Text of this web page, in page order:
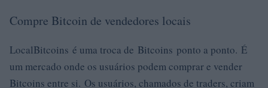
Compre Bitcoin de vendedores locais
LocalBitcoins é uma troca de Bitcoins ponto a ponto. É
um mercado onde os usuários podem comprar e vender
Bitcoins entre si. Os usuários, chamados de traders, criam